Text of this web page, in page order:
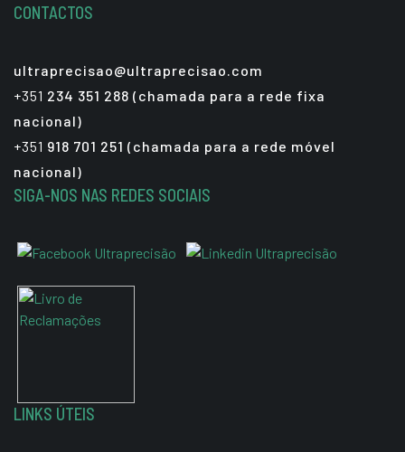
CONTACTOS
ultraprecisao@ultraprecisao.com
+351 234 351 288 (chamada para a rede fixa
nacional)
+351 918 701 251 (chamada para a rede móvel
nacional)
SIGA-NOS NAS REDES SOCIAIS
LINKS ÚTEIS